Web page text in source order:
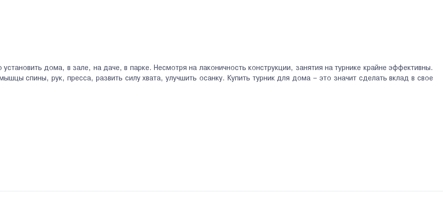
дома, в зале, на даче, в парке. Несмотря на лаконичность конструкции, занятия на турнике крайне эффективны.
спины, рук, пресса, развить силу хвата, улучшить осанку. Купить турник для дома – это значит сделать вклад в свое